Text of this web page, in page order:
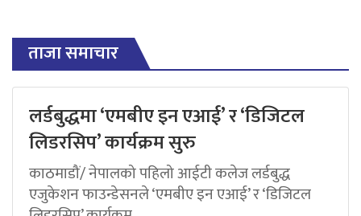
ताजा समाचार
लर्डबुद्धमा ‘एमबीए इन एआई’ र ‘डिजिटल
लिडरसिप’ कार्यक्रम सुरु
काठमाडौं/ नेपालको पहिलो आईटी कलेज लर्डबुद्ध
एजुकेशन फाउन्डेसनले ‘एमबीए इन एआई’ र ‘डिजिटल